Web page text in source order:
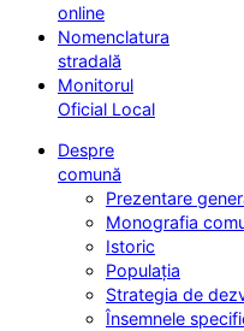
online
Nomenclatura
stradală
Monitorul
Oficial Local
Despre
comună
Prezentare
Monografia
Istoric
Populația
Strategia de
Însemnele